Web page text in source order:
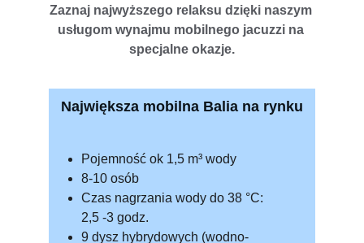
Zaznaj najwyższego relaksu dzięki naszym
usługom wynajmu mobilnego jacuzzi na
specjalne okazje.
Pojemność ok 1,5 m³ wody
8-10 osób
Czas nagrzania wody do 38 °C:
2,5 -3 godz.
9 dysz hybrydowych (wodno-
Największa mobilna Balia na rynku